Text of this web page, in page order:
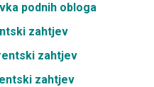
podnih obloga
zahtjev
zahtjev
zahtjev